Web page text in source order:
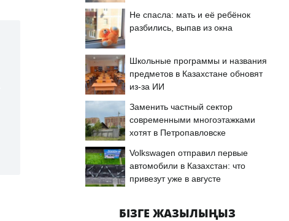
Не спасла: мать и её ребёнок
разбились, выпав из окна
Школьные программы и названия
предметов в Казахстане обновят
из-за ИИ
Заменить частный сектор
современными многоэтажками
хотят в Петропавловске
Volkswagen отправил первые
автомобили в Казахстан: что
привезут уже в августе
БІЗГЕ ЖАЗЫЛЫҢЫЗ